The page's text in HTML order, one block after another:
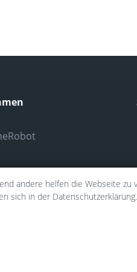
andere helfen die Webseite
sich in der Datenschutzerklärung.